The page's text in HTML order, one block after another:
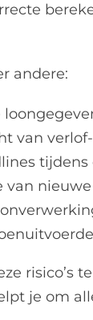
andere:
van
tijdens
van
risico’s
je om